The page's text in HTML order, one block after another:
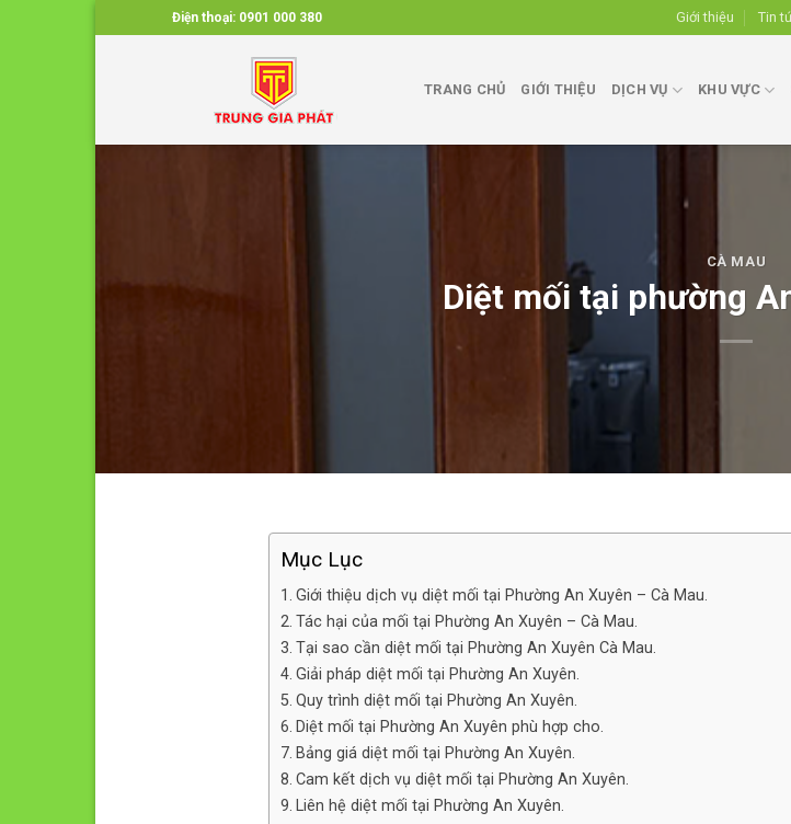
to
Điện thoại: 0901 000 380 Giới thiệu Tin
TRANG CHỦ GIỚI THIỆU DỊCH VỤ KHU VỰC
CÀ MAU
Diệt mối tại phường
Mục Lục
Giới thiệu dịch vụ diệt mối tại Phường An Xuyên – Cà Mau.
Tác hại của mối tại Phường An Xuyên – Cà Mau.
Tại sao cần diệt mối tại Phường An Xuyên Cà Mau.
Giải pháp diệt mối tại Phường An Xuyên.
Quy trình diệt mối tại Phường An Xuyên.
Diệt mối tại Phường An Xuyên phù hợp cho.
Bảng giá diệt mối tại Phường An Xuyên.
Cam kết dịch vụ diệt mối tại Phường An Xuyên.
Liên hệ diệt mối tại Phường An Xuyên.